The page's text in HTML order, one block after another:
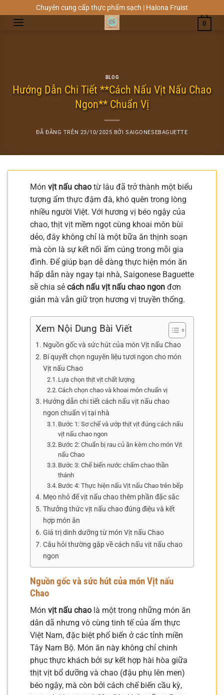
đến
Chuyên cung cấp thực phẩm sạch | Halona Fruist
0
BLOG
Hướng Dẫn Chi Tiết **Cách Nấu Vịt Nấu Chao
Ngon** Chuẩn Vị
ĐÃ ĐĂNG TRÊN 23/10/2025 BỞISAIGONESEBAGUETTE
Món vịt nấu chao từ lâu đã trở thành một biểu
tượng ẩm thực đậm đà, khó quên trong lòng
nhiều người Việt. Với hương vị béo ngậy của
chao, thịt vịt mềm ngọt cùng khoai môn bùi
dẻo, đây không chỉ là một bữa ăn thịnh soạn
mà còn là sự kết nối ấm cúng trong mỗi gia
đình. Để giúp bạn dễ dàng thực hiện món ăn
hấp dẫn này ngay tại nhà, Saigonese Baguette
sẽ chia sẻ cách nấu vịt nấu chao ngon đơn
giản mà vẫn giữ trọn hương vị truyền thống.
Xem Nội Dung Bài Viết
Nguồn gốc và sức hút của món Vịt nấu Chao
Bí quyết chọn nguyên liệu tươi ngon cho món
Vịt nấu Chao
Lựa chọn thịt vịt chất lượng
Cách chọn chao và khoai môn chuẩn vị
Hướng dẫn chi tiết cách nấu vịt nấu chao
ngon chuẩn vị tại nhà
Bước 1: Sơ chế và ướp thịt vịt đúng cách nấu
vịt nấu chao ngon
Bước 2: Chuẩn bị rau củ ăn kèm cho món Vịt
nấu Chao
Bước 3: Chế biến nước chấm chao thần
thánh
Bước 4: Thực hiện nấu Vịt nấu Chao trên bếp
Mẹo nhỏ để vịt nấu chao thêm phần đặc sắc
Thưởng thức vịt nấu chao đúng điệu và kết
hợp món ăn
Giá trị dinh dưỡng từ món Vịt nấu Chao
Câu hỏi thường gặp về cách nấu vịt nấu chao
ngon
Nguồn gốc và sức hút của mónVịt nấu
Chao
Món vịt nấu chao là một trong những món ăn
dân dã nhưng vô cùng tinh tế của ẩm thực
Việt Nam, đặc biệt phổ biến ở các tỉnh miền
Tây Nam Bộ. Món ăn này không chỉ chinh
phục thực khách bởi sự kết hợp hài hòa giữa
thịt vịt bổ dưỡng và chao (đậu phụ lên men)
béo ngậy, mà còn bởi cách chế biến cầu kỳ,